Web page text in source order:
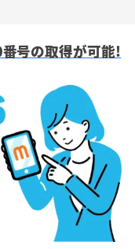
号の取得が可能!